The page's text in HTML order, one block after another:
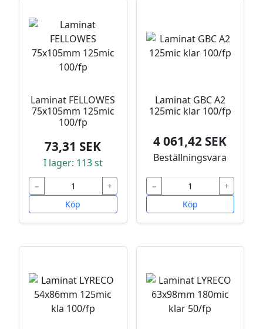
Laminat FELLOWES
75x105mm 125mic
100/fp
73,31 SEK
I lager: 113 st
−
+
Köp
Laminat GBC A2
125mic klar 100/fp
4 061,42 SEK
Beställningsvara
−
+
Köp